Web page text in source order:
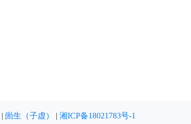
| 崮生（子虚） | 湘ICP备18021783号-1